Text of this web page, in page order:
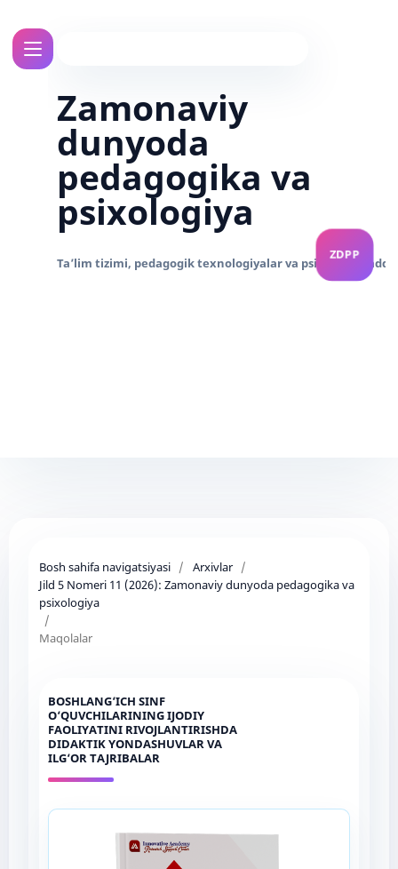
Zamonaviy
dunyoda
pedagogika va
psixologiya
Bosh sahifa navigatsiyasi / Arxivlar /
Jild 5 Nomeri 11 (2026): Zamonaviy dunyoda pedagogika va
psixologiya
/
Maqolalar
BOSHLANG‘ICH SINF
O‘QUVCHILARINING IJODIY
FAOLIYATINI RIVOJLANTIRISHDA
DIDAKTIK YONDASHUVLAR VA
ILG‘OR TAJRIBALAR